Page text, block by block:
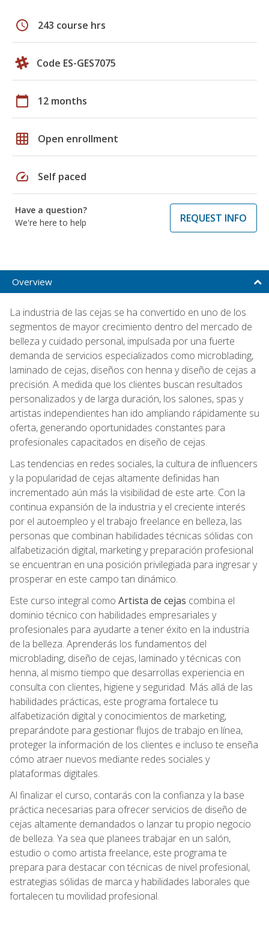
schedule 243 course hrs
Code ES-GES7075
calendar_today 12 months
grid_on Open enrollment
speed Self paced
Have a question?
We're here to help
REQUEST INFO
Overview
La industria de las cejas se ha convertido en uno de los
segmentos de mayor crecimiento dentro del mercado de
belleza y cuidado personal, impulsada por una fuerte
demanda de servicios especializados como microblading,
laminado de cejas, diseños con henna y diseño de cejas a
precisión. A medida que los clientes buscan resultados
personalizados y de larga duración, los salones, spas y
artistas independientes han ido ampliando rápidamente su
oferta, generando oportunidades constantes para
profesionales capacitados en diseño de cejas.
Las tendencias en redes sociales, la cultura de influencers
y la popularidad de cejas altamente definidas han
incrementado aún más la visibilidad de este arte. Con la
continua expansión de la industria y el creciente interés
por el autoempleo y el trabajo freelance en belleza, las
personas que combinan habilidades técnicas sólidas con
alfabetización digital, marketing y preparación profesional
se encuentran en una posición privilegiada para ingresar y
prosperar en este campo tan dinámico.
Este curso integral como Artista de cejas combina el
dominio técnico con habilidades empresariales y
profesionales para ayudarte a tener éxito en la industria
de la belleza. Aprenderás los fundamentos del
microblading, diseño de cejas, laminado y técnicas con
henna, al mismo tiempo que desarrollas experiencia en
consulta con clientes, higiene y seguridad. Más allá de las
habilidades prácticas, este programa fortalece tu
alfabetización digital y conocimientos de marketing,
preparándote para gestionar flujos de trabajo en línea,
proteger la información de los clientes e incluso te enseña
cómo atraer nuevos mediante redes sociales y
plataformas digitales.
Al finalizar el curso, contarás con la confianza y la base
práctica necesarias para ofrecer servicios de diseño de
cejas altamente demandados o lanzar tu propio negocio
de belleza. Ya sea que planees trabajar en un salón,
estudio o como artista freelance, este programa te
prepara para destacar con técnicas de nivel profesional,
estrategias sólidas de marca y habilidades laborales que
fortalecen tu movilidad profesional.